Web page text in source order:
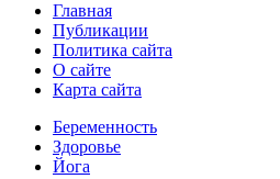
Главная
Публикации
Политика сайта
О сайте
Карта сайта
Беременность
Здоровье
Йога